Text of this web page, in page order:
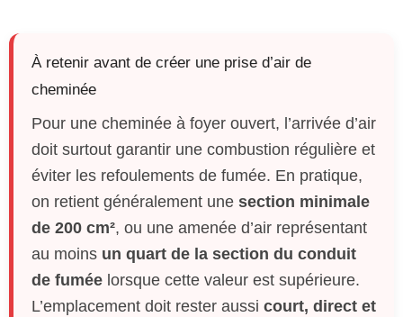
À retenir avant de créer une prise d’air de
cheminée
Pour une cheminée à foyer ouvert, l’arrivée d’air
doit surtout garantir une combustion régulière et
éviter les refoulements de fumée. En pratique,
on retient généralement une section minimale
de 200 cm², ou une amenée d’air représentant
au moins un quart de la section du conduit
de fumée lorsque cette valeur est supérieure.
L’emplacement doit rester aussi court, direct et